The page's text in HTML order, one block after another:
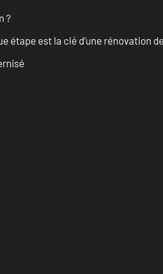
?
étape est la clé d’une